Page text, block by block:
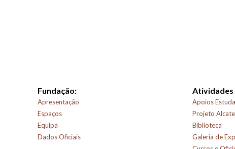
Fundação:
Apresentação
Espaços
Equipa
Dados Oficiais
Atividades
Apoios
Projeto
Biblioteca
Galeria de